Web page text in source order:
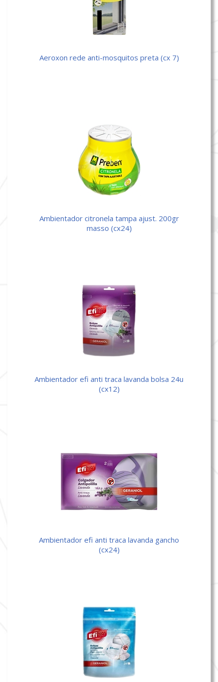
aeroxon rede anti-mosquitos preta (cx 7)
ambientador citronela tampa ajust. 200gr
masso (cx24)
ambientador efi anti traca lavanda bolsa 24u
(cx12)
ambientador efi anti traca lavanda gancho
(cx24)